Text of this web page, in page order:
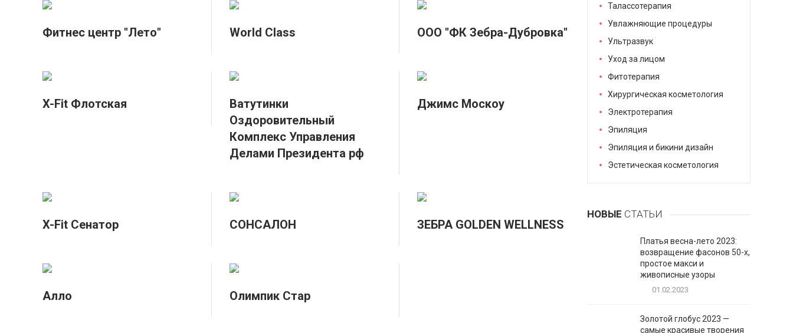
Фитнес центр "Лето" World Class ООО "ФК Зебра-Дубровка"
X-Fit Флотская
Ватутинки
Оздоровительный
Комплекс Управления
Делами Президента рф
Джимс Москоу
X-Fit Сенатор СОНСАЛОН ЗЕБРА GOLDEN WELLNESS
Алло Олимпик Стар
Талассотерапия
Увлажняющие процедуры
Ультразвук
Уход за лицом
Фитотерапия
Хирургическая косметология
Электротерапия
Эпиляция
Эпиляция и бикини дизайн
Эстетическая косметология
НОВЫЕ СТАТЬИ
Платья весна-лето 2023:
возвращение фасонов 50-х,
простое макси и
живописные узоры
01.02.2023
Золотой глобус 2023 —
самые красивые творения